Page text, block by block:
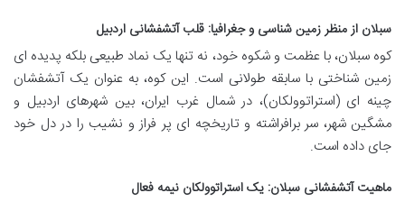
سبلان از منظر زمین شناسی و جغرافیا: قلب آتشفشانی اردبیل
کوه سبلان، با عظمت و شکوه خود، نه تنها یک نماد طبیعی بلکه پدیده ای
زمین شناختی با سابقه طولانی است. این کوه، به عنوان یک آتشفشان
چینه ای (استراتوولکان)، در شمال غرب ایران، بین شهرهای اردبیل و
مشگین شهر، سر برافراشته و تاریخچه ای پر فراز و نشیب را در دل خود
جای داده است.
ماهیت آتشفشانی سبلان: یک استراتوولکان نیمه فعال